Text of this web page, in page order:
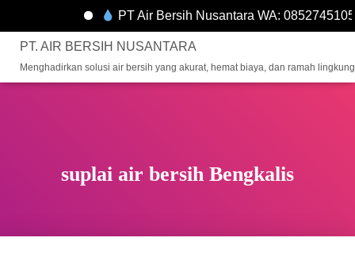
PT Air Bersih Nusantara WA:
PT. AIR BERSIH NUSANTARA
Menghadirkan solusi air bersih yang akurat, hemat biaya, dan ramah
suplai air bersih Bengkalis